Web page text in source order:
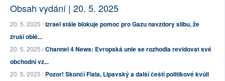
Obsah vydání | 20. 5. 2025
20. 5. 2025 /Izrael stále blokuje pomoc pro Gazu navzdory slibu, že
zruší oblé...
20. 5. 2025 /Channel 4 News: Evropská unie se rozhodla revidovat své
obchodní vz...
20. 5. 2025 /Pozor! Skončí Fiala, Lipavský a další čeští politikové kvůli